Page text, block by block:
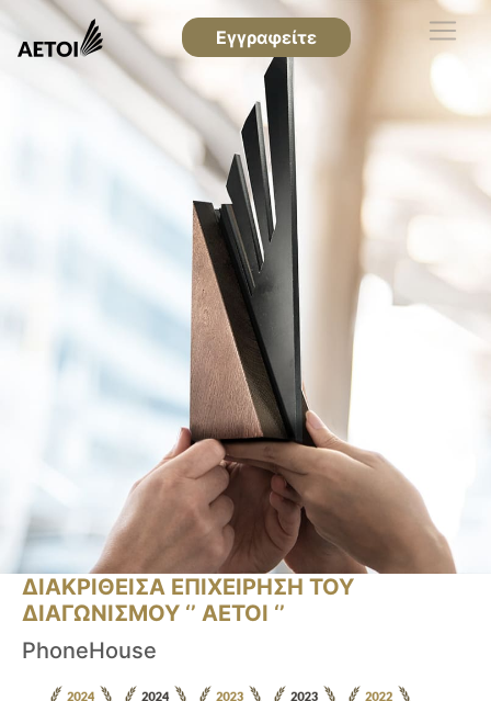
Εγγραφείτε
ΔΙΑΚΡΙΘΕΙΣΑ ΕΠΙΧΕΙΡΗΣΗ ΤΟΥ
ΔΙΑΓΩΝΙΣΜΟΥ ‘’ ΑΕΤΟΙ ‘’
PhoneHouse